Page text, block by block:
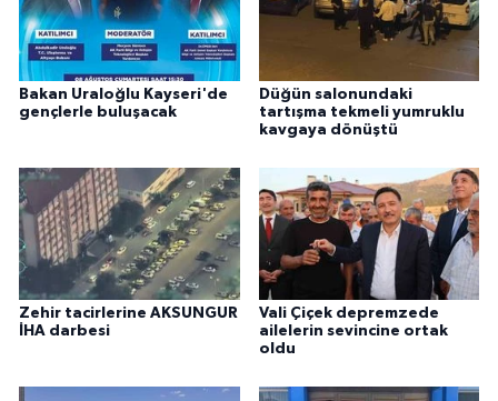
Bakan Uraloğlu Kayseri'de
gençlerle buluşacak
Düğün salonundaki
tartışma tekmeli yumruklu
kavgaya dönüştü
Zehir tacirlerine AKSUNGUR
İHA darbesi
Vali Çiçek depremzede
ailelerin sevincine ortak
oldu
ÜLKE GÜNDEMİ
YAŞAM
Yerel Haberler